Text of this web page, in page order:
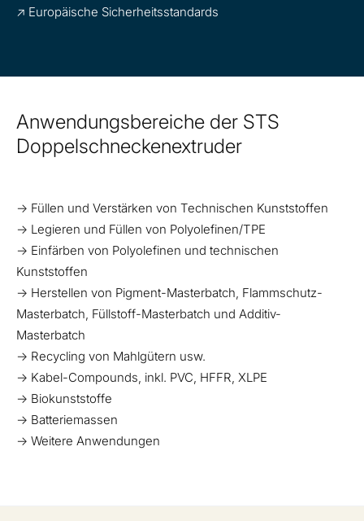
↗ Europäische Sicherheitsstandards
Anwendungsbereiche der STS
Doppelschneckenextruder
→ Füllen und Verstärken von Technischen Kunststoffen
→ Legieren und Füllen von Polyolefinen/TPE
→ Einfärben von Polyolefinen und technischen
Kunststoffen
→ Herstellen von Pigment-Masterbatch, Flammschutz-
Masterbatch, Füllstoff-Masterbatch und Additiv-
Masterbatch
→ Recycling von Mahlgütern usw.
→ Kabel-Compounds, inkl. PVC, HFFR, XLPE
→ Biokunststoffe
→ Batteriemassen
→ Weitere Anwendungen